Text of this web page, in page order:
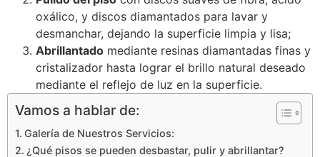
oxálico, y discos diamantados para lavar y
desmanchar, dejando la superficie limpia y lisa;
Abrillantado mediante resinas diamantadas finas y
cristalizador hasta lograr el brillo natural deseado
mediante el reflejo de luz en la superficie.
Vamos a hablar de:
Galería de Nuestros Servicios:
¿Qué pisos se pueden desbastar, pulir y abrillantar?